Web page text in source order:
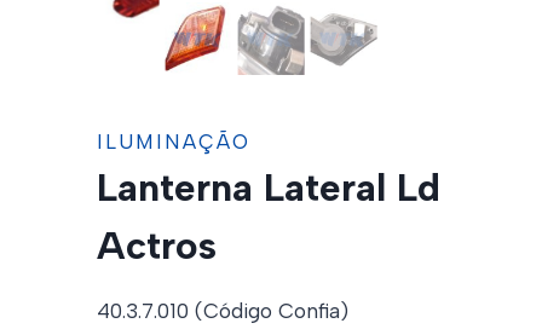
ILUMINAÇÃO
Lanterna Lateral Ld
Actros
40.3.7.010 (Código Confia)